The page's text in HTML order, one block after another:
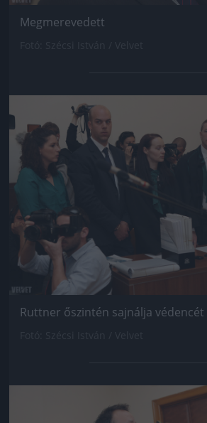
Megmerevedett
Jön még kép!
Ruttner őszintén sajnálja védencét
Jön még kép!